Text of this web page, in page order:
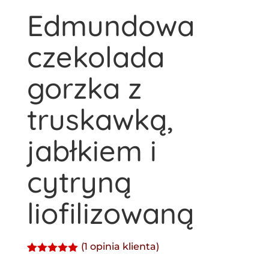
Edmundowa
czekolada
gorzka z
truskawką,
jabłkiem i
cytryną
liofilizowaną
(1 opinia klienta)